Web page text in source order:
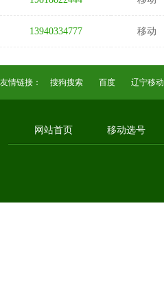
13940334777 移动
友情链接： 搜狗搜索 百度 辽宁移动
网站首页 移动选号